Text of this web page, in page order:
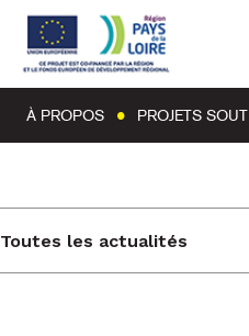
À PROPOS PROJETS
Toutes les actualités